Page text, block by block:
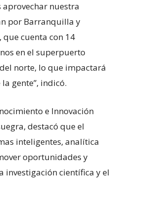
nuestra
por Barranquilla y
cuenta con 14
en el superpuerto
norte, lo que impactará
gente”, indicó.
e Innovación
destacó que el
inteligentes, analítica
oportunidades y
investigación científica y el